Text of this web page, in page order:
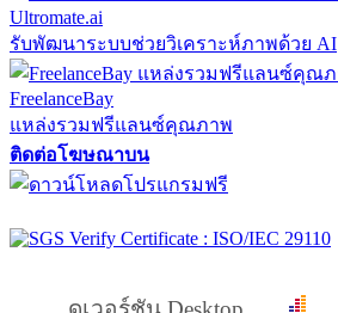
Ultromate.ai
รับพัฒนาระบบช่วยวิเคราะห์ภาพด้วย AI
FreelanceBay
แหล่งรวมฟรีแลนซ์คุณภาพ
ติดต่อโฆษณาบน